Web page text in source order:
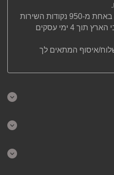
ניתן לאסוף משלוחים גם באחת מ-950 נקודות השירות
של צ'יטה שופס בכל רחבי הארץ תוך 4 ימי עסקים
איסוף המתאים לך